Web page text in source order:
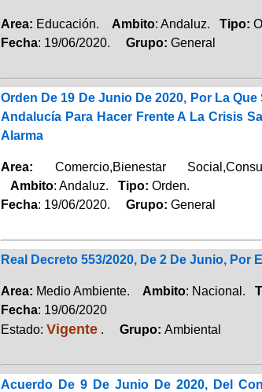
Area: Educación. Ambito: Andaluz. Tipo:
Fecha: 19/06/2020. Grupo: General
Orden De 19 De Junio De 2020, Por La
Andalucía Para Hacer Frente A La Crisis
Alarma
Area: Comercio,Bienestar
Ambito: Andaluz. Tipo: Orden.
Fecha: 19/06/2020. Grupo: General
Real Decreto 553/2020, De 2 De Junio,
Area: Medio Ambiente. Ambito: Nacional.
Fecha: 19/06/2020
Estado: Vigente. Grupo: Ambiental
Acuerdo De 9 De Junio De 2020, Del